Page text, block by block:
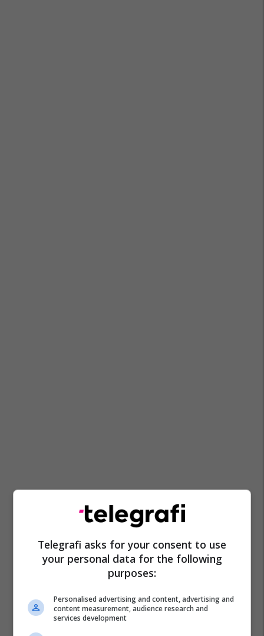
Telegrafi asks for your consent to use
your personal data for the following
purposes:
Personalised advertising and content, advertising and
content measurement, audience research and
services development